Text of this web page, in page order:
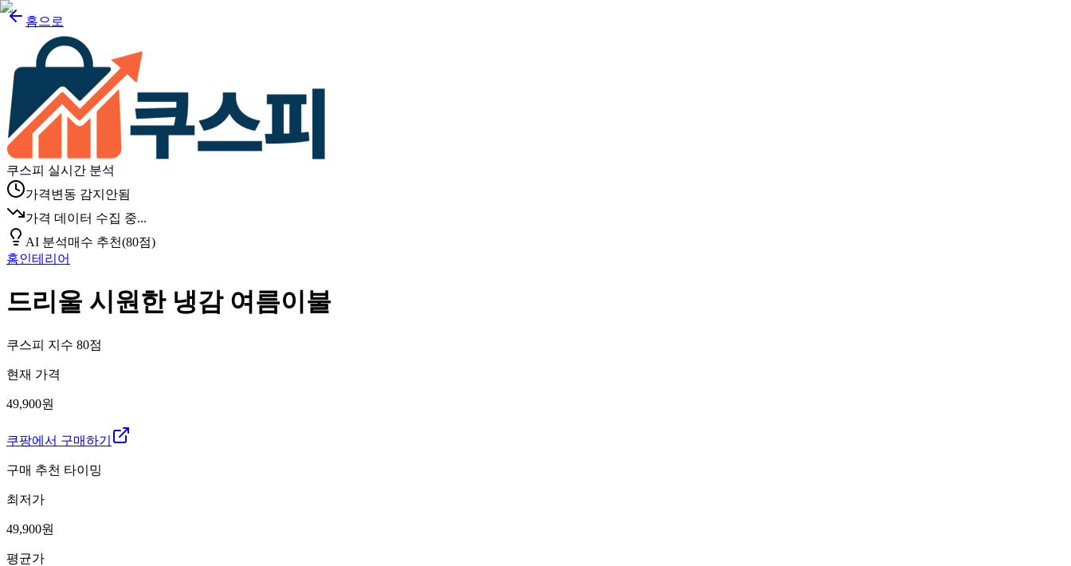
홈으로
쿠스피 실시간 분석
가격변동 감지안됨
가격 데이터 수집 중...
AI 분석매수 추천(80점)
홈인테리어
드리울 시원한 냉감 여름이불
쿠스피 지수 80점
현재 가격
49,900원
쿠팡에서 구매하기
구매 추천 타이밍
최저가
49,900원
평균가